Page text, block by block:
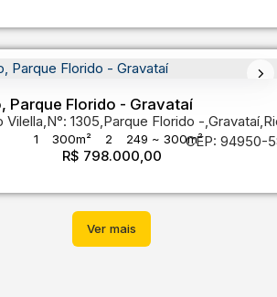
Brasil
Parque Florido - Gravataí
R$ 798.000,00
Vilella,N°: 1305,Parque Florido ,Gravataí,
1 300m² 2 249 ~ 300m²CEP: 94950-